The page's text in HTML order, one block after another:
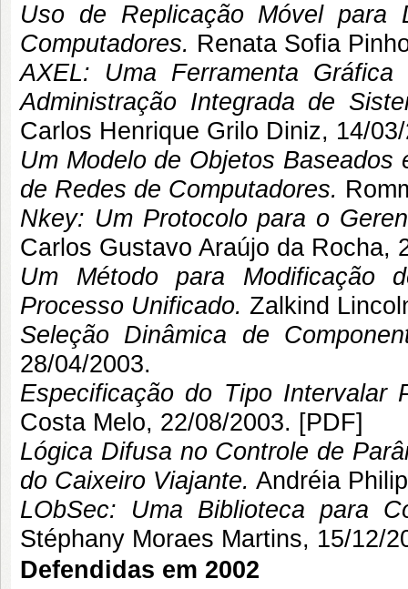
Uso de Replicação Móvel para
Computadores. Renata Sofia
AXEL: Uma Ferramenta
Administração Integrada de
Carlos Henrique Grilo Diniz, 14/
Um Modelo de Objetos
de Redes de Computadores.
Nkey: Um Protocolo para o
Carlos Gustavo Araújo da Rocha,
Um Método para Modificação
Processo Unificado. Zalkind
Seleção Dinâmica de
28/04/2003.
Especificação do Tipo Intervalar
Costa Melo, 22/08/2003. [PDF]
Lógica Difusa no Controle de
do Caixeiro Viajante. Andréia
LObSec: Uma Biblioteca para
Stéphany Moraes Martins, 15/12/
Defendidas em 2002